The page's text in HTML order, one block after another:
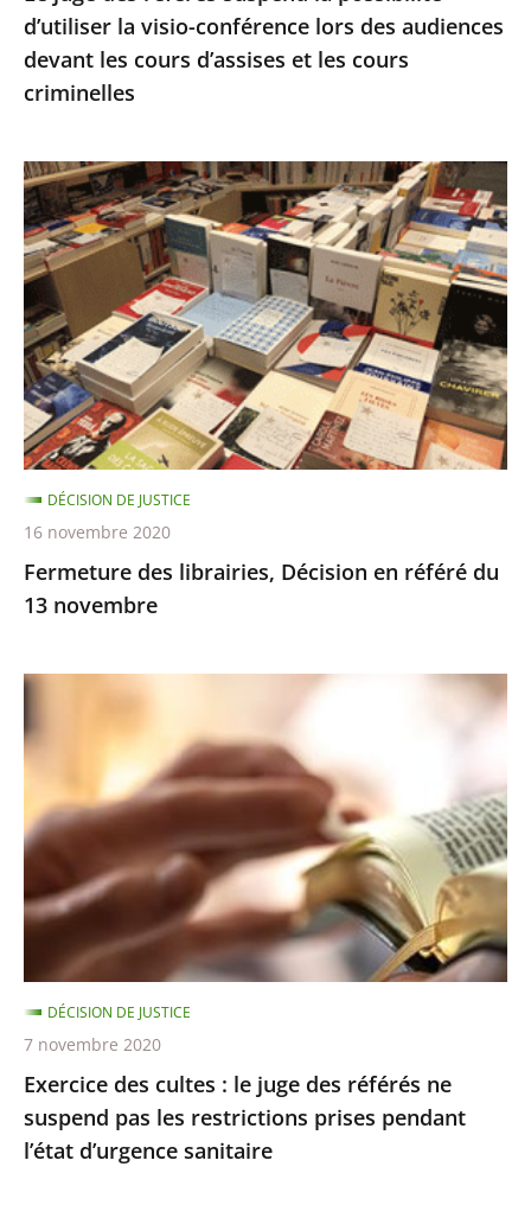
audiences
devant
les
d’assises
et
les
cours
criminelles
d’utiliser la visio-conférence lors des audiences
devant les cours d’assises et les cours
criminelles
Fermeture
des
librairies,
Décision
en
référé
du
13
novembre
Fermeture des librairies, Décision en référé du
13 novembre
DÉCISION DE JUSTICE
16 novembre 2020
Exercice
cultes
le
juge
des
référés
suspend
pas
les
restrictions
prises
pendant
Exercice des cultes : le juge des référés ne
suspend pas les restrictions prises pendant
l’état d’urgence sanitaire
DÉCISION DE JUSTICE
7 novembre 2020